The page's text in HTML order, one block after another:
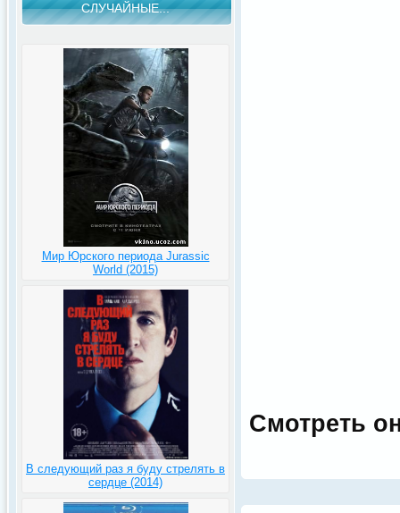
СЛУЧАЙНЫЕ...
Мир Юрского периода Jurassic
World (2015)
В следующий раз я буду стрелять в
сердце (2014)
Смотреть